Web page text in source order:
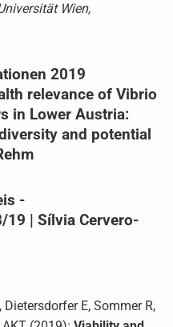
Wien,
2019
relevance of Vibrio
in Lower Austria:
and potential
-
| Sílvia Cervero-
E, Sommer R,